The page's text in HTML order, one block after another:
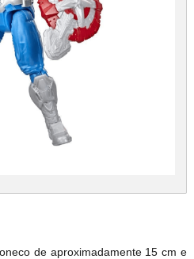
de aproximadamente 15 cm e